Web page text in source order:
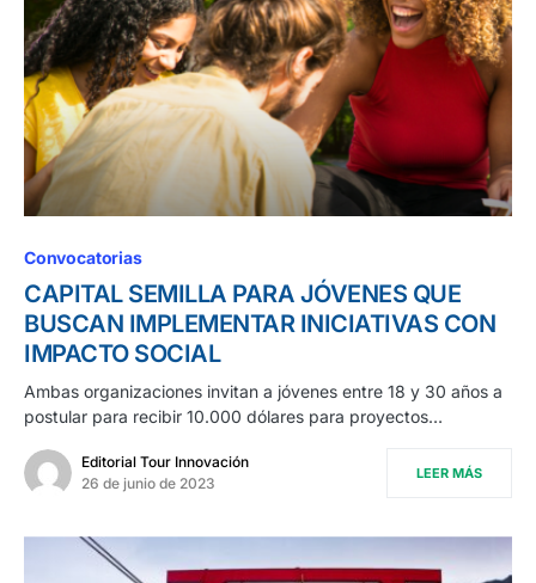
Convocatorias
CAPITAL SEMILLA PARA JÓVENES QUE
BUSCAN IMPLEMENTAR INICIATIVAS CON
IMPACTO SOCIAL
Ambas organizaciones invitan a jóvenes entre 18 y 30 años a
postular para recibir 10.000 dólares para proyectos…
Editorial Tour Innovación
26 de junio de 2023
LEER MÁS